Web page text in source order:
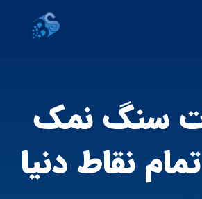
سنگ نمک
نقاط دنیا